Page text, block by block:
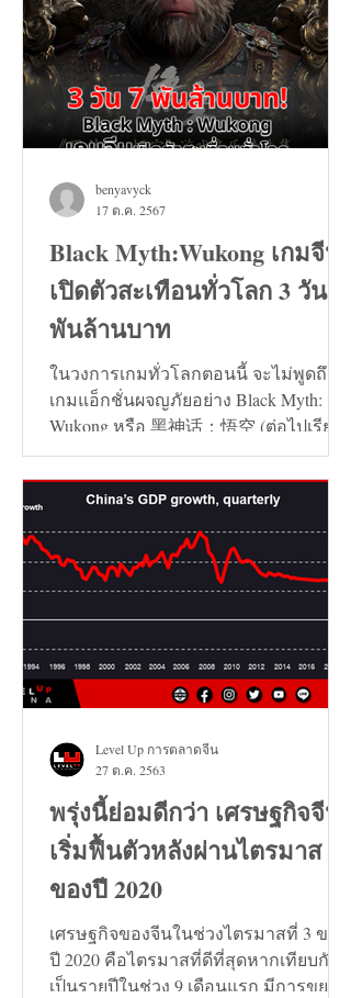
Black Myth:Wukong เกมจีน
เปิดตัวสะเทือนทั่วโลก 3 วัน 7
พันล้านบาท
ในวงการเกมทั่วโลกตอนนี้ จะไม่พูดถึง
เกมแอ็กชั่นผจญภัยอย่าง Black Myth:
Wukong หรือ 黑神话：悟空 (ต่อไปเรียก
ว่า เกมหงอคง) ไม่ได้เลย...
benyavyck
17 ต.ค. 2567
พรุ่งนี้ย่อมดีกว่า เศรษฐกิจจีน
เริ่มฟื้นตัวหลังผ่านไตรมาส 3
ของปี 2020
เศรษฐกิจของจีนในช่วงไตรมาสที่ 3 ของ
ปี 2020 คือไตรมาสที่ดีที่สุดหากเทียบกัน
เป็นรายปีในช่วง 9 เดือนแรก มีการขยาย
Level Up การตลาดจีน
27 ต.ค. 2563